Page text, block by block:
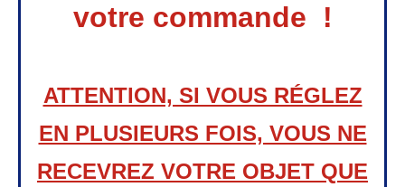
votre commande !
ATTENTION, SI VOUS RÉGLEZ
EN PLUSIEURS FOIS, VOUS NE
RECEVREZ VOTRE OBJET QUE